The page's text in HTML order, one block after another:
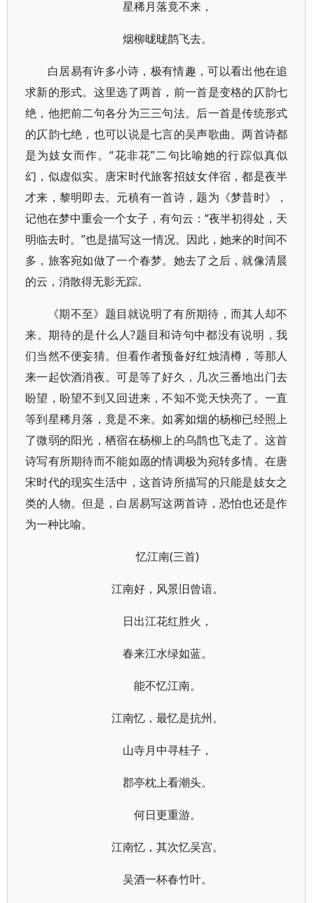
星稀月落竟不来，
烟柳昽昽鹊飞去。
白居易有许多小诗，极有情趣，可以看出他在追
求新的形式。这里选了两首，前一首是变格的仄韵七
绝，他把前二句各分为三三句法。后一首是传统形式
的仄韵七绝，也可以说是七言的吴声歌曲。两首诗都
是为妓女而作。“花非花”二句比喻她的行踪似真似
幻，似虚似实。唐宋时代旅客招妓女伴宿，都是夜半
才来，黎明即去。元稹有一首诗，题为《梦昔时》，
记他在梦中重会一个女子，有句云：“夜半初得处，天
明临去时。”也是描写这一情况。因此，她来的时间不
多，旅客宛如做了一个春梦。她去了之后，就像清晨
的云，消散得无影无踪。
《期不至》题目就说明了有所期待，而其人却不
来。期待的是什么人?题目和诗句中都没有说明，我
们当然不便妄猜。但看作者预备好红烛清樽，等那人
来一起饮酒消夜。可是等了好久，几次三番地出门去
盼望，盼望不到又回进来，不知不觉天快亮了。一直
等到星稀月落，竟是不来。如雾如烟的杨柳已经照上
了微弱的阳光，栖宿在杨柳上的乌鹊也飞走了。这首
诗写有所期待而不能如愿的情调极为宛转多情。在唐
宋时代的现实生活中，这首诗所描写的只能是妓女之
类的人物。但是，白居易写这两首诗，恐怕也还是作
为一种比喻。
忆江南(三首)
江南好，风景旧曾谙。
日出江花红胜火，
春来江水绿如蓝。
能不忆江南。
江南忆，最忆是抗州。
山寺月中寻桂子，
郡亭枕上看潮头。
何日更重游。
江南忆，其次忆吴宫。
吴酒一杯春竹叶。